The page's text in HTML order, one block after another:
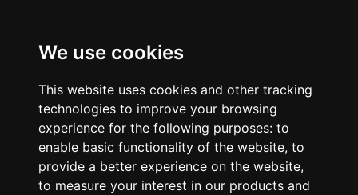
We use cookies
This website uses cookies and other tracking
technologies to improve your browsing
experience for the following purposes: to
enable basic functionality of the website, to
provide a better experience on the website,
to measure your interest in our products and